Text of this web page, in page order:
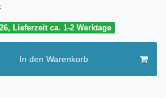
Lieferzeit ca. 1-2 Werktage
In den Warenkorb